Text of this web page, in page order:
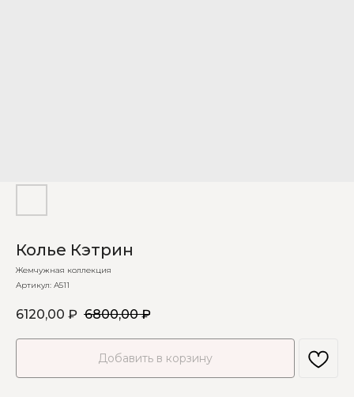
Колье Кэтрин
Жемчужная коллекция
Артикул: А511
6120,00 ₽ 6800,00 ₽
Добавить в корзину